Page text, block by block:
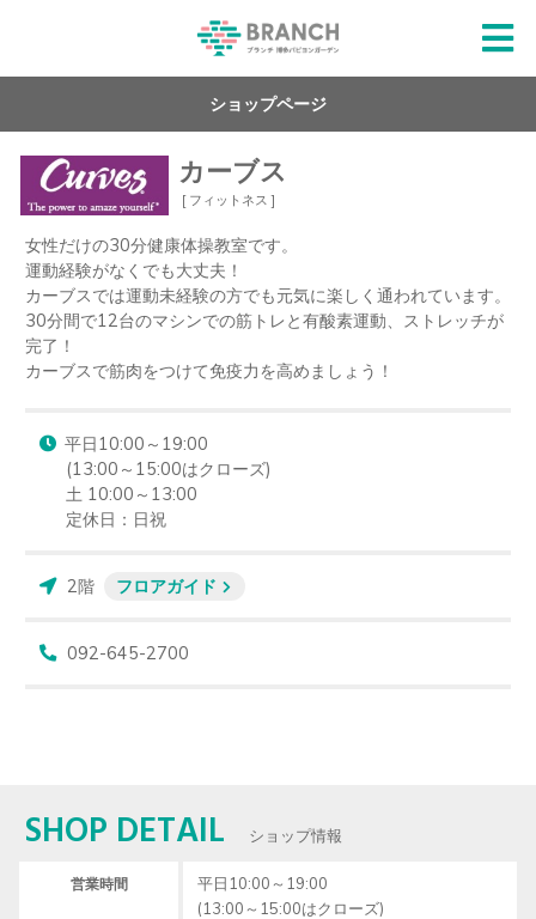
ショップページ
カーブス
[ フィットネス ]
女性だけの30分健康体操教室です。
運動経験がなくでも大丈夫！
カーブスでは運動未経験の方でも元気に楽しく通われています。
30分間で12台のマシンでの筋トレと有酸素運動、ストレッチが
完了！
カーブスで筋肉をつけて免疫力を高めましょう！
平日10:00～19:00
(13:00～15:00はクローズ)
土 10:00～13:00
定休日：日祝
2階 フロアガイド
092-645-2700
SHOP DETAIL ショップ情報
営業時間
平日10:00～19:00
(13:00～15:00はクローズ)